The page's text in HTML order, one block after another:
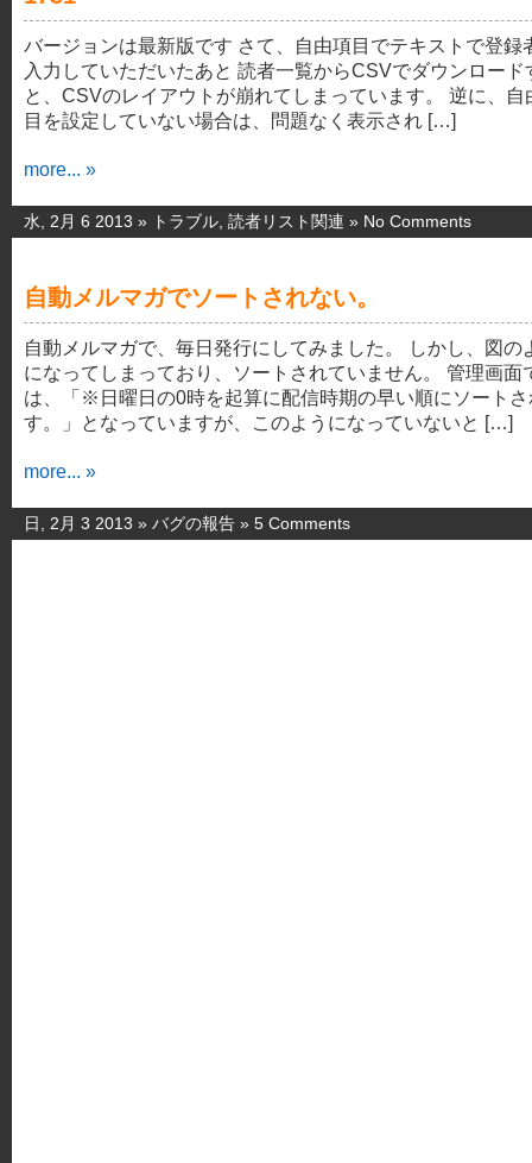
バージョンは最新版です さて、自由項目でテキストで登録
入力していただいたあと 読者一覧からCSVでダウンロード
と、CSVのレイアウトが崩れてしまっています。 逆に、自
目を設定していない場合は、問題なく表示され […]
more... »
水, 2月 6 2013 » トラブル 読者リスト関連 » No Comments
自動メルマガでソートされない。
自動メルマガで、毎日発行にしてみました。 しかし、図の
になってしまっており、ソートされていません。 管理画面
は、「※日曜日の0時を起算に配信時期の早い順にソートさ
す。」となっていますが、このようになっていないと […]
more... »
日, 2月 3 2013 » バグの報告 » 5 Comments